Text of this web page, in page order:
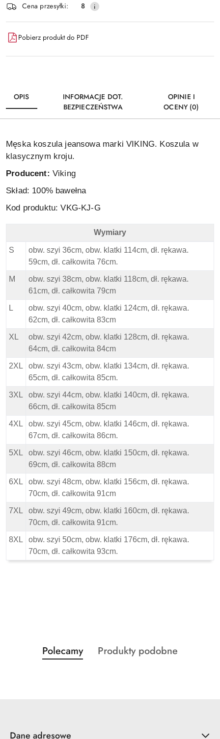
Wyślij
i
dostawa
Cena przesyłki: 8
Pobierz produkt do PDF
OPIS
INFORMACJE DOT.
BEZPIECZEŃSTWA
OPINIE I
OCENY (0)
Męska koszula jeansowa marki VIKING. Koszula w
klasycznym kroju.
Producent: Viking
Skład: 100% bawełna
Kod produktu: VKG-KJ-G
Koszula Viking Classic Jeans Granat - Wymiary
Wymiary
S
obw. szyi 36cm, obw. klatki 114cm, dł. rękawa.
59cm, dł. całkowita 76cm.
M
obw. szyi 38cm, obw. klatki 118cm, dł. rękawa.
61cm, dł. całkowita 79cm
L
obw. szyi 40cm, obw. klatki 124cm, dł. rękawa.
62cm, dł. całkowita 83cm
XL
obw. szyi 42cm, obw. klatki 128cm, dł. rękawa.
64cm, dł. całkowita 84cm
2XL
obw. szyi 43cm, obw. klatki 134cm, dł. rękawa.
65cm, dł. całkowita 85cm.
3XL
obw. szyi 44cm, obw. klatki 140cm, dł. rękawa.
66cm, dł. całkowita 85cm
4XL
obw. szyi 45cm, obw. klatki 146cm, dł. rękawa.
67cm, dł. całkowita 86cm.
5XL
obw. szyi 46cm, obw. klatki 150cm, dł. rękawa.
69cm, dł. całkowita 88cm
6XL
obw. szyi 48cm, obw. klatki 156cm, dł. rękawa.
70cm, dł. całkowita 91cm
7XL
obw. szyi 49cm, obw. klatki 160cm, dł. rękawa.
70cm, dł. całkowita 91cm.
8XL
obw. szyi 50cm, obw. klatki 176cm, dł. rękawa.
70cm, dł. całkowita 93cm.
Pomiń karuzelę produktów
Produkty
o
Polecamy
Produkty
Produkty podobne
Dane adresowe